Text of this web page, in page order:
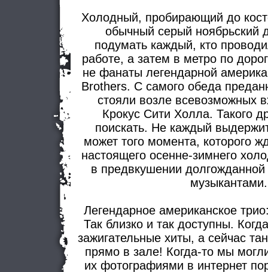
Холодный, пробирающий до
обычный серый ноябрьский
подумать каждый, кто
работе, а затем в метро по
не фанаты легендарной
Brothers. С самого обеда
стояли возле всевозможных
Крокус Сити Холла. Такого
поискать. Не каждый
может того момента, которого
настоящего осенне-зимнего
в предвкушении долгожданной
музыкантами.
Легендарное американское
Так близко и так доступны.
зажигательные хиты, а сейчас
прямо в зале! Когда-то мы
их фотографиями в интернет